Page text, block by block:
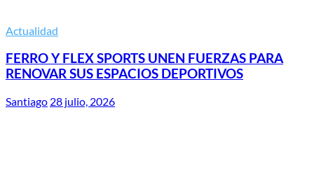
Actualidad
FERRO Y FLEX SPORTS UNEN FUERZAS PARA
RENOVAR SUS ESPACIOS DEPORTIVOS
Santiago 28 julio, 2026